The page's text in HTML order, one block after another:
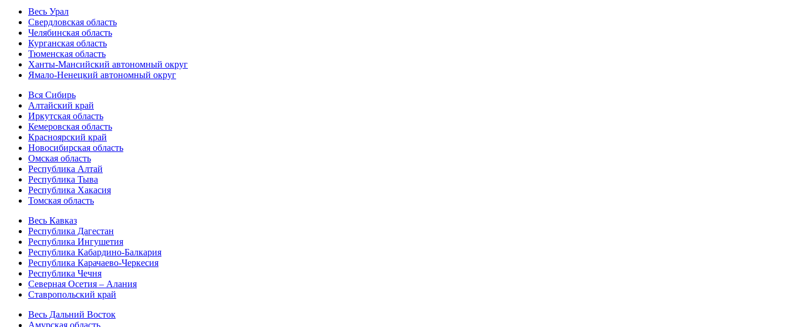
Весь Урал
Свердловская область
Челябинская область
Курганская область
Тюменская область
Ханты-Мансийский автономный округ
Ямало-Ненецкий автономный округ
Вся Сибирь
Алтайский край
Иркутская область
Кемеровская область
Красноярский край
Новосибирская область
Омская область
Республика Алтай
Республика Тыва
Республика Хакасия
Томская область
Весь Кавказ
Республика Дагестан
Республика Ингушетия
Республика Кабардино-Балкария
Республика Карачаево-Черкесия
Республика Чечня
Северная Осетия – Алания
Ставропольский край
Весь Дальний Восток
Амурская область